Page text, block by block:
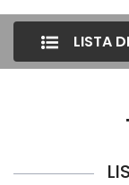
LISTA